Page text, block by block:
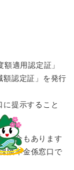
適用認定証」
額認定証」を発行
提示すること
場合もあります
険年金係窓口で